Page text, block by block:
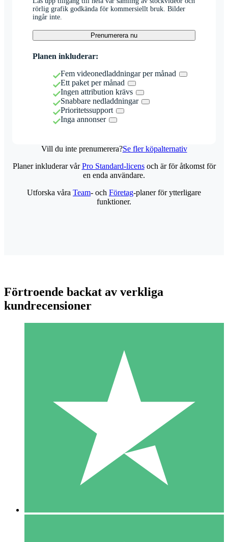
rörlig grafik godkända för kommersiellt bruk. Bilder
ingår inte.
Prenumerera nu
Planen inkluderar:
Fem videonedladdningar per månad
Ett paket per månad
Ingen attribution krävs
Snabbare nedladdningar
Prioritetssupport
Inga annonser
Vill du inte prenumerera?Se fler köpalternativ
Individuella Kreditpaket
Betala per användning med nedladdningskrediter. Inget
1 Nedladdningar
10 00
Planer inkluderar vårPro Standard-licensoch är för åtkomst för
en enda användare.
Utforska våra Team- och Företag-planer för ytterligare
funktioner.
Förtroende backat av verkliga
kundrecensioner